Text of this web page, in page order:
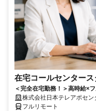
在宅コールセンタース
＜完全在宅勤務！＞高時給×
株式会社日本テレアポセン
フルリモート